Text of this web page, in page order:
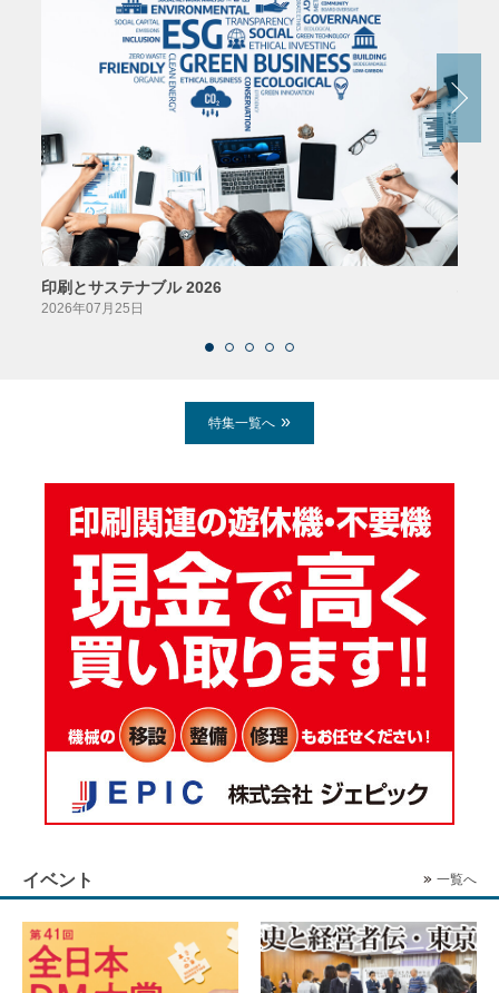
印刷とサステナブル 2026
2026年07月25日
特集一覧へ
イベント 一覧へ